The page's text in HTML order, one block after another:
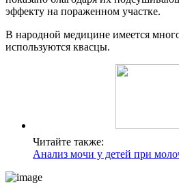
эффекту на пораженном участке.
В народной медицине имеется
используются квасцы.
Читайте также:
Анализ мочи у детей при